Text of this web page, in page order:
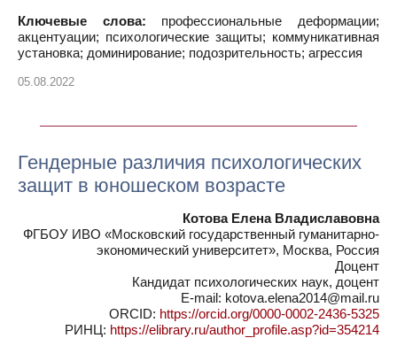
Ключевые слова: профессиональные деформации;
акцентуации; психологические защиты; коммуникативная
установка; доминирование; подозрительность; агрессия
05.08.2022
Гендерные различия психологических
защит в юношеском возрасте
Котова Елена Владиславовна
ФГБОУ ИВО «Московский государственный гуманитарно-
экономический университет», Москва, Россия
Доцент
Кандидат психологических наук, доцент
E-mail: kotova.elena2014@mail.ru
ORCID: https://orcid.org/0000-0002-2436-5325
РИНЦ: https://elibrary.ru/author_profile.asp?id=354214